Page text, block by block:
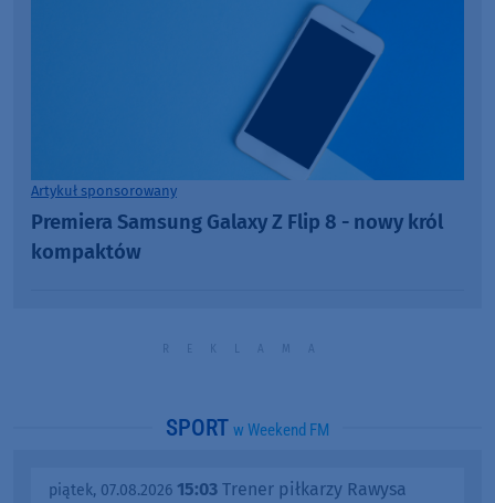
Artykuł sponsorowany
Premiera Samsung Galaxy Z Flip 8 - nowy król
kompaktów
SPORT w Weekend FM
piątek, 07.08.2026 15:03 Trener piłkarzy Rawysa